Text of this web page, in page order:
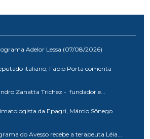
Adelor Lessa (07/08/2026)
italiano, Fabio Porta comenta
Zanatta Trichez - fundador e...
da Epagri, Márcio Sônego
do Avesso recebe a terapeuta Léia...